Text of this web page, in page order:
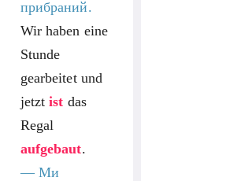
прибраний.
Wir haben eine
Stunde
gearbeitet und
jetztist das
Regal
aufgebaut.
—Ми